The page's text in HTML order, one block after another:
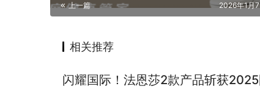
上一篇 2026年1月
相关推荐
闪耀国际！法恩莎2款产品斩获